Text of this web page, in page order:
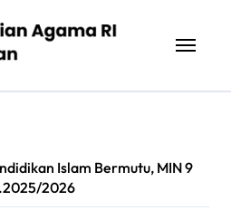
Islam Bermutu, MIN 9
2026